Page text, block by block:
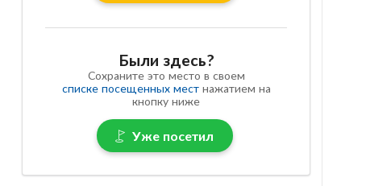
Были здесь?
Сохраните это место в своем
списке посещенных местнажатием на
кнопку ниже
Уже посетил